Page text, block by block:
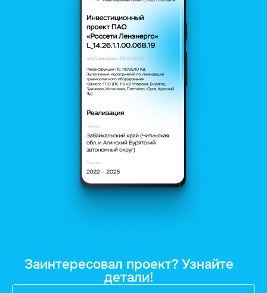
Заинтересовал проект? Узнайте
детали!